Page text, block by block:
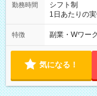
勤務時間
シフト制
1日あたりの
勤）・8時～
あたりの給与
特徴 副業・Wワー
気になる！